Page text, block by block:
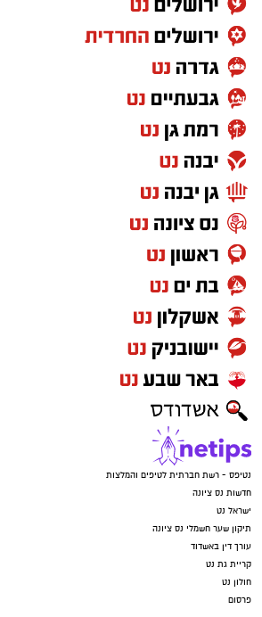
נטיפס - רשת חברתית לטיפים והמלצות
חדשות נס ציונה
ישראל נט
תיקון שער חשמלי נס ציונה
עורך דין באשדוד
קריית גת נט
חולון נט
פרסום